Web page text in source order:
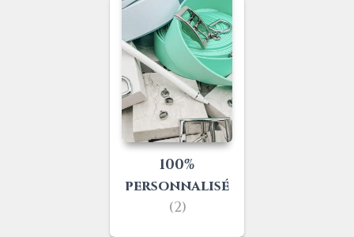
100%
personnalisé
(2)